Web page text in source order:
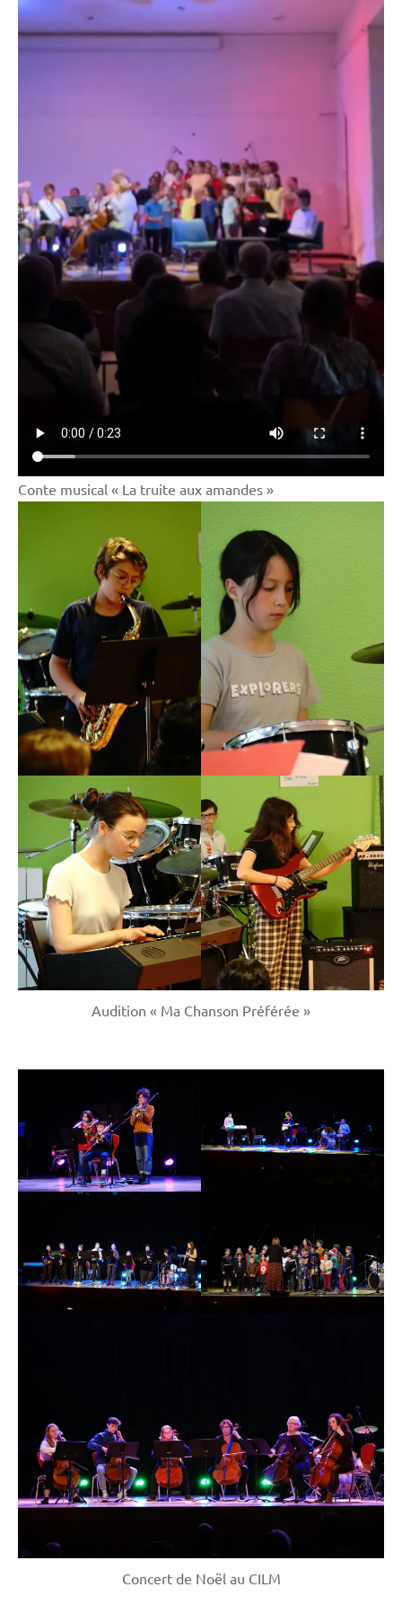
Conte musical « La truite aux amandes »
Audition « Ma Chanson Préférée »
Concert de Noël au CILM